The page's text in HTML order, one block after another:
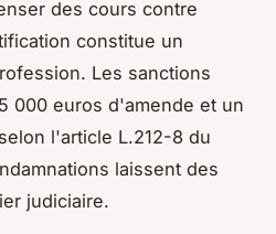
des cours contre
constitue un
Les sanctions
000 euros d'amende et un
l'article L.212-8 du
laissent des
judiciaire.